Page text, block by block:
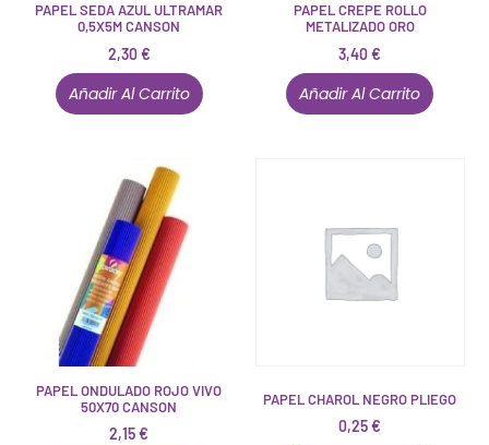
PAPEL SEDA AZUL ULTRAMAR
0,5X5M CANSON
2,30€
Añadir Al Carrito
PAPEL CREPE ROLLO
METALIZADO ORO
3,40€
Añadir Al Carrito
PAPEL ONDULADO ROJO VIVO
50X70 CANSON
2,15€
PAPEL CHAROL NEGRO PLIEGO
0,25€